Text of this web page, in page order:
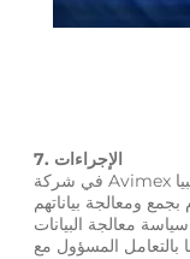
7. الإجراءات
في شركة Avimex في كولومبيا S.A.S، نحن ملتزمون بحماية
ومعالجة بياناتهم
معالجة البيانات
بالتعامل المسؤول مع